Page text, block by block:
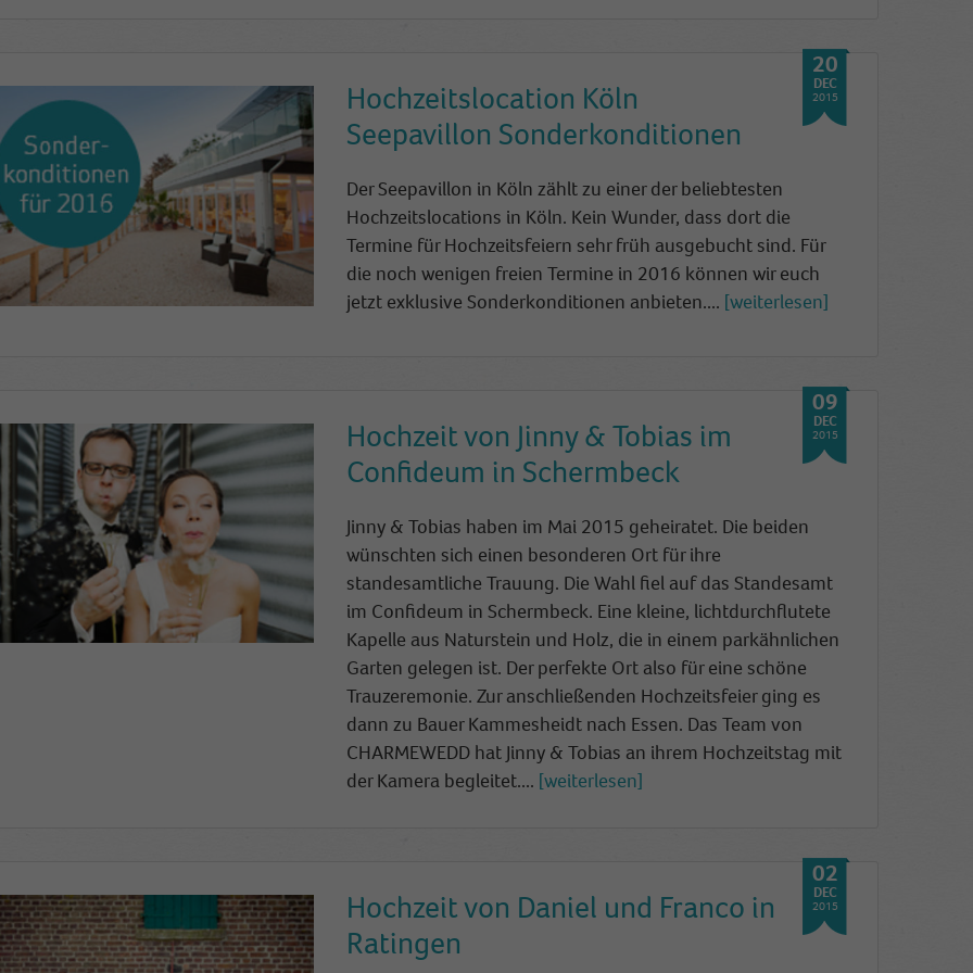
20
DEC
2015
Hochzeitslocation Köln
Seepavillon Sonderkonditionen
Der Seepavillon in Köln zählt zu einer der beliebtesten
Hochzeitslocations in Köln. Kein Wunder, dass dort die
Termine für Hochzeitsfeiern sehr früh ausgebucht sind. Für
die noch wenigen freien Termine in 2016 können wir euch
jetzt exklusive Sonderkonditionen anbieten.... weiterlesen
09
DEC
2015
Hochzeit von Jinny & Tobias im
Confideum in Schermbeck
Jinny & Tobias haben im Mai 2015 geheiratet. Die beiden
wünschten sich einen besonderen Ort für ihre
standesamtliche Trauung. Die Wahl fiel auf das Standesamt
im Confideum in Schermbeck. Eine kleine, lichtdurchflutete
Kapelle aus Naturstein und Holz, die in einem parkähnlichen
Garten gelegen ist. Der perfekte Ort also für eine schöne
Trauzeremonie. Zur anschließenden Hochzeitsfeier ging es
dann zu Bauer Kammesheidt nach Essen. Das Team von
CHARMEWEDD hat Jinny & Tobias an ihrem Hochzeitstag mit
der Kamera begleitet.... weiterlesen
02
DEC
2015
Hochzeit von Daniel und Franco in
Ratingen
Laufzeit
Zweck
This cookie is installed by Google Analytics. The
cookie is used to calculate visitor, session, campaign
data and keep track of site usage for the site's
analytics report. The cookies store information
anonymously and assign a randomly generated
number to identify unique visitors.
Laufzeit 1 Tag
Zweck
This cookie is installed by Google Analytics. The
cookie is used to store information of how visitors
use a website and helps in creating an analytics
report of how the website is doing. The data
collected including the number visitors, the source
where they have come from, and the pages visited
in an anonymous form.
Zweck
report of how the wbsite is doing. The data collected
including the number visitors, the source where
they have come from, and the pages viisted in an